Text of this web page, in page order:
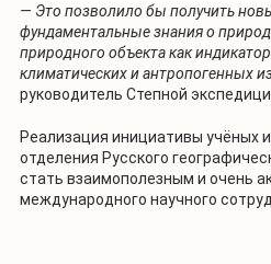
— Это позволило бы получить
фундаментальные знания о
природного объекта как
климатических и антропогенных
руководитель Степной
Реализация инициативы учёных
отделения Русского
стать взаимополезным и очень
международного научного